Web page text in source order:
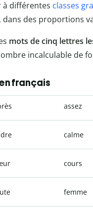
à différentes classes
, dans des proportions
mots de cinq lettres
incalculable de
français
assez
calme
cours
femme